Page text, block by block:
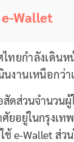
Wallet
ทยกำลังเดินห
นงานเหนือกว่
สัดส่วนจำนวน
ยอยู่ในกรุงเ
e-Wallet ส่ว